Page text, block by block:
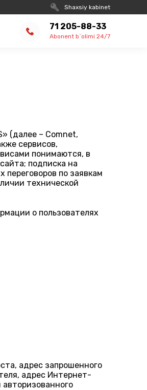
Shaxsiy kabinet
71 205-88-33
Abonent b`olimi 24/7
(далее – Comnet,
сервисов,
понимаются, в
подписка на
по заявкам
технической
о пользователях
адрес запрошенного
адрес Интернет-